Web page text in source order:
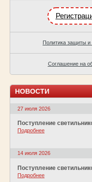
Политика защиты и
Соглашение на
НОВОСТИ
27 июля 2026
Поступление
Подробнее
14 июля 2026
Поступление
Подробнее